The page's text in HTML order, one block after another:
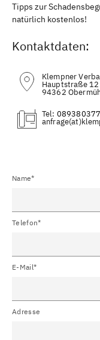
Tipps zur
natürlich kostenlos!
Kontaktdaten:
Klempner
Hauptstraße 12
94362
Tel:
(at)
Name*
Telefon*
E-Mail*
Adresse